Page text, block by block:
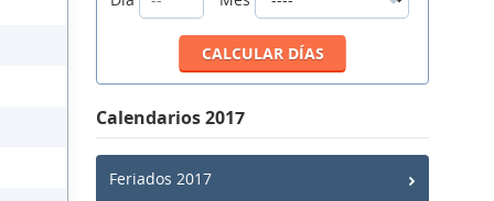
Calendarios 2017
Feriados 2017